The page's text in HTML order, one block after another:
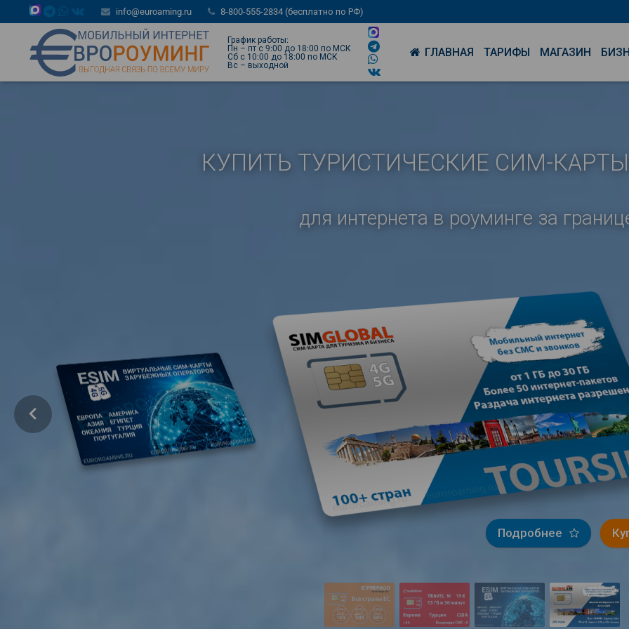
info@euroaming.ru 8-800-555-2834 (бесплатно по РФ)
График работы:
Пн – пт с 9:00 до 18:00 по МСК
Сб с 10:00 до 18:00 по МСК
Вс – выходной
ГЛАВНАЯ ТАРИФЫ МАГАЗИН
КУПИТЬ ТУРИСТИЧЕСКИЕ СИМ-
для интернета в роуминге за
Подробнее